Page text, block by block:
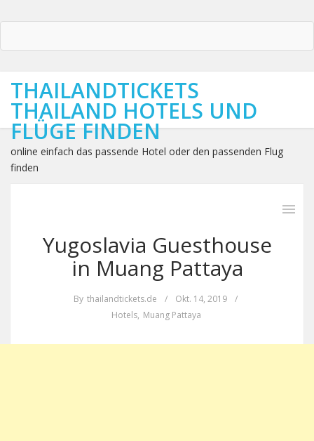
THAILANDTICKETS
THAILAND HOTELS UND
FLÜGE FINDEN
online einfach das passende Hotel oder den passenden Flug
finden
Yugoslavia Guesthouse
in Muang Pattaya
By thailandtickets.de / Okt. 14, 2019
/
Hotels, Muang Pattaya